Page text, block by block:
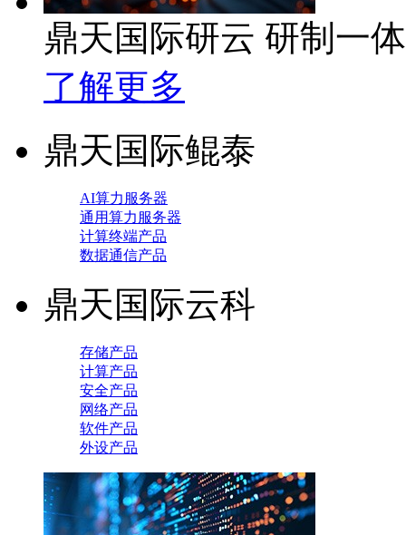
鼎天国际研云 研制一
了解更多
鼎天国际鲲泰
AI算力服务器
通用算力服务器
计算终端产品
数据通信产品
鼎天国际云科
存储产品
计算产品
安全产品
网络产品
软件产品
外设产品